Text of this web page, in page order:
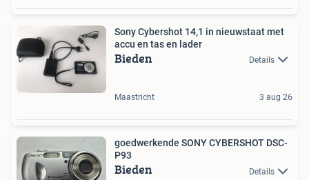
Sony Cybershot 14,1 in nieuwstaat met
accu en tas en lader
Bieden Details
Maastricht 3 aug 26
goedwerkende SONY CYBERSHOT DSC-
P93
Bieden Details